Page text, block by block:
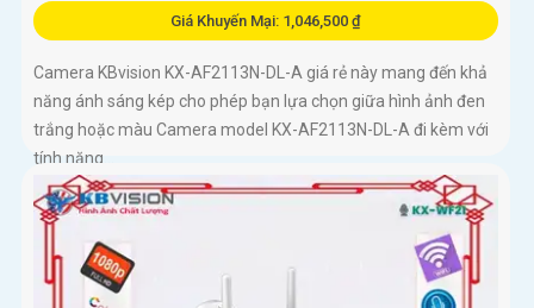
Giá Khuyến Mại: 1,046,500 ₫
Camera KBvision KX-AF2113N-DL-A giá rẻ này mang đến khả
năng ánh sáng kép cho phép bạn lựa chọn giữa hình ảnh đen
trắng hoặc màu Camera model KX-AF2113N-DL-A đi kèm với
tính năng...